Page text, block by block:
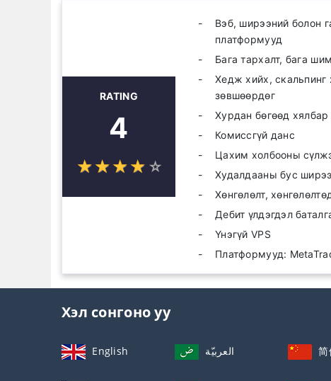
RATING
4
☆☆☆☆ ☆
★★★★ ★
Вэб, ширээний болон
платформууд
Бага тархалт, бага
Хедж хийх, скальпинг
зөвшөөрдөг
Хурдан бөгөөд хялбар
Комиссгүй данс
Цахим холбооны
Худалдааны бус
Хөнгөлөлт,
Дебит үлдэгдэл
Үнэгүй VPS
Платформууд:
Хэл сонгоно уу
English العربيّة 简